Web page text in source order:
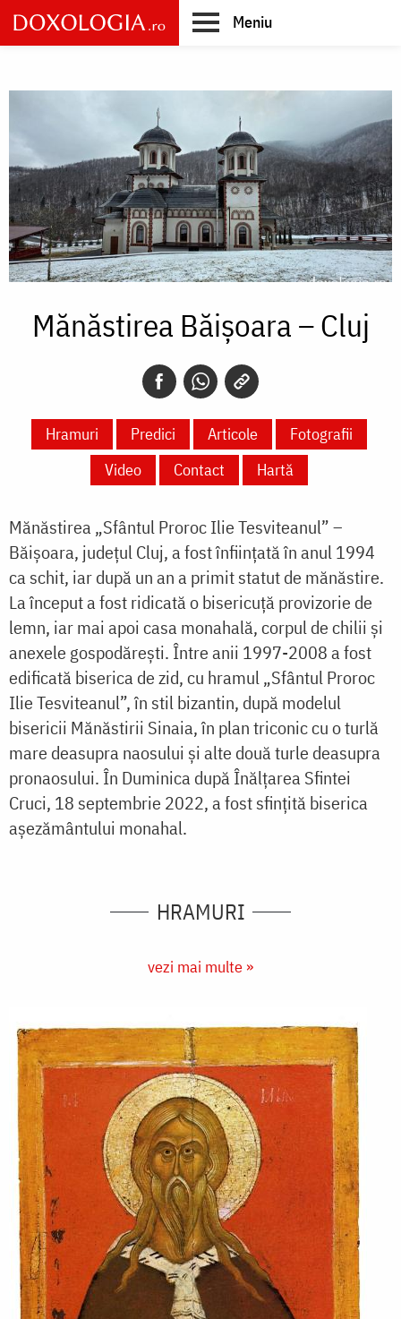
Skip
to
main
Meniu
Mănăstirea Băișoara – Cluj
Hramuri Predici Articole
Fotografii
Video
Contact Hartă
Mănăstirea „Sfântul Proroc Ilie Tesviteanul” –
Băișoara, județul Cluj, a fost înființată în anul 1994
ca schit, iar după un an a primit statut de mănăstire.
La început a fost ridicată o bisericuță provizorie de
lemn, iar mai apoi casa monahală, corpul de chilii și
anexele gospodărești. Între anii 1997-2008 a fost
edificată biserica de zid, cu hramul „Sfântul Proroc
Ilie Tesviteanul”, în stil bizantin, după modelul
bisericii Mănăstirii Sinaia, în plan triconic cu o turlă
mare deasupra naosului și alte două turle deasupra
pronaosului. În Duminica după Înălțarea Sfintei
Cruci, 18 septembrie 2022, a fost sfințită biserica
așezământului monahal.
HRAMURI
vezi mai multe »